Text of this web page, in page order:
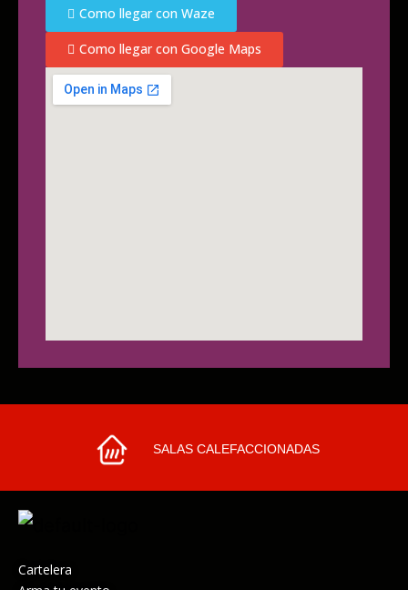
Como llegar con Waze
Como llegar con Google Maps
SALAS CALEFACCIONADAS
Cartelera